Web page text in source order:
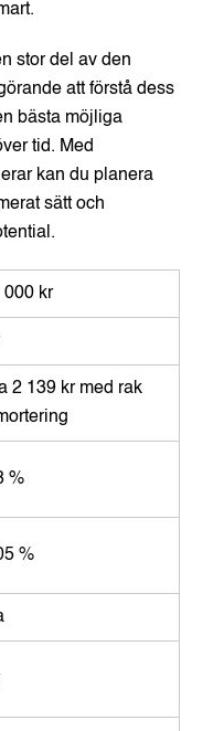
stor del av den
att förstå dess
bästa möjliga
tid. Med
kan du planera
sätt och
000 kr
2 139 kr med rak
%
%